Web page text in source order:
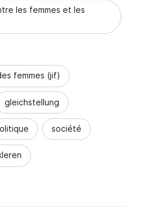
les femmes et les
femmes (jif)
gleichstellung
société